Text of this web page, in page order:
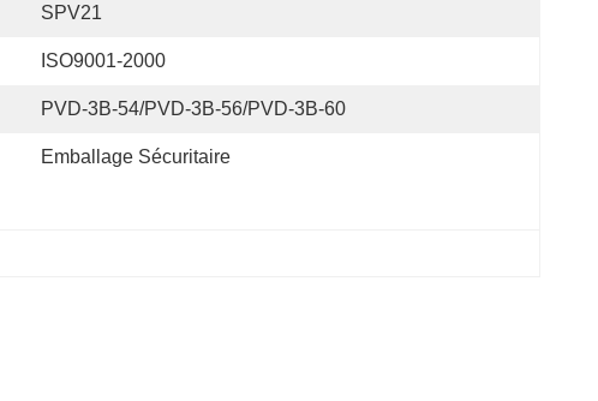
SPV21
ISO9001-2000
PVD-3B-54/PVD-3B-56/PVD-3B-60
Emballage Sécuritaire